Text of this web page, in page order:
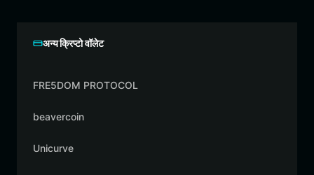
अन्य क्रिप्टो वॉलेट
FRE5DOM PROTOCOL
beavercoin
Unicurve